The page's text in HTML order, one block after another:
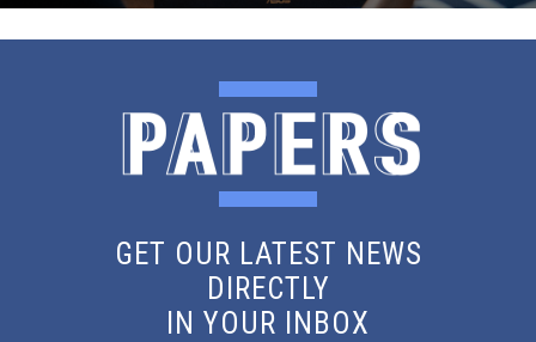
GET OUR LATEST NEWS
DIRECTLY
IN YOUR INBOX